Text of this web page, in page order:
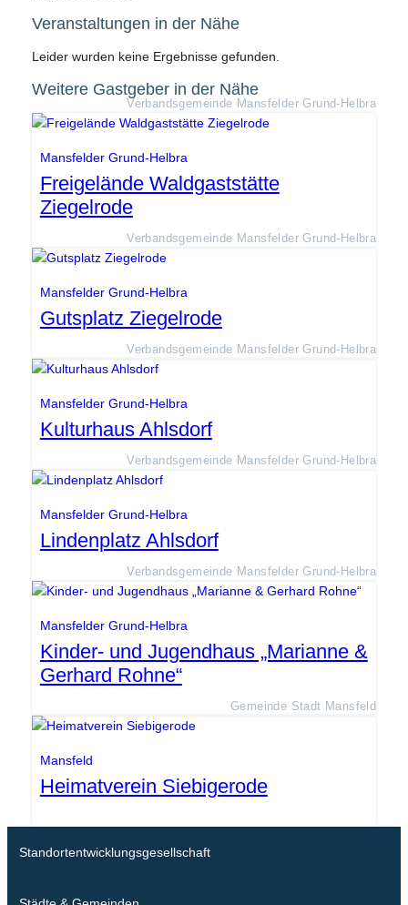
Veranstaltungen in der Nähe
Leider wurden keine Ergebnisse gefunden.
Weitere Gastgeber in der Nähe
Verbandsgemeinde Mansfelder Grund-Helbra
Mansfelder Grund-Helbra
Freigelände Waldgaststätte
Ziegelrode
Verbandsgemeinde Mansfelder Grund-Helbra
Mansfelder Grund-Helbra
Gutsplatz Ziegelrode
Verbandsgemeinde Mansfelder Grund-Helbra
Mansfelder Grund-Helbra
Kulturhaus Ahlsdorf
Verbandsgemeinde Mansfelder Grund-Helbra
Mansfelder Grund-Helbra
Lindenplatz Ahlsdorf
Verbandsgemeinde Mansfelder Grund-Helbra
Mansfelder Grund-Helbra
Kinder- und Jugendhaus „Marianne &
Gerhard Rohne“
Gemeinde Stadt Mansfeld
Mansfeld
Heimatverein Siebigerode
Standortentwicklungsgesellschaft